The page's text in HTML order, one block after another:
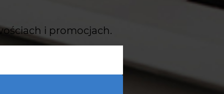
i promocjach.